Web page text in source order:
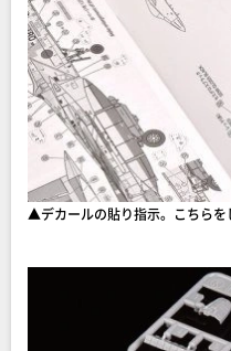
▲デカールの貼り指示。こちらを